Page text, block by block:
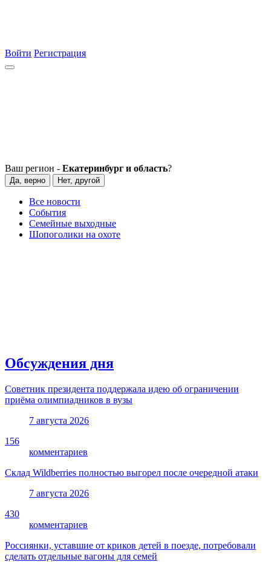
Войти Регистрация
Ваш регион - Екатеринбург и область?
Да, верно Нет, другой
Все новости
События
Семейные выходные
Шопоголики на охоте
Обсуждения дня
Советник президента поддержала идею об ограничении
приёма олимпиадников в вузы
7 августа 2026
156
комментариев
Склад Wildberries полностью выгорел после очередной атаки
7 августа 2026
430
комментариев
Россиянки, уставшие от криков детей в поезде, потребовали
сделать отдельные вагоны для семей